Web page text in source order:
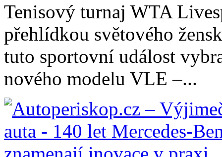
Tenisový turnaj WTA
přehlídkou světového
tuto sportovní událost
nového modelu VLE –...